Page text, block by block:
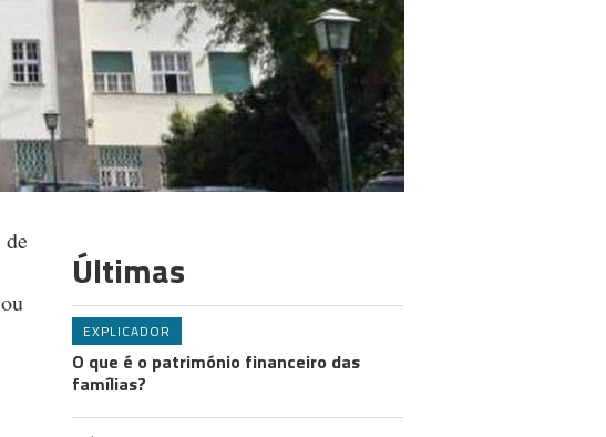
Últimas
EXPLICADOR
O que é o património financeiro das
famílias?